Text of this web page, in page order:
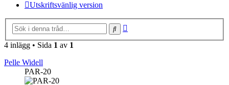
Utskriftsvänlig version
Sök
4 inlägg • Sida 1 av 1
Pelle Widell
PAR-20